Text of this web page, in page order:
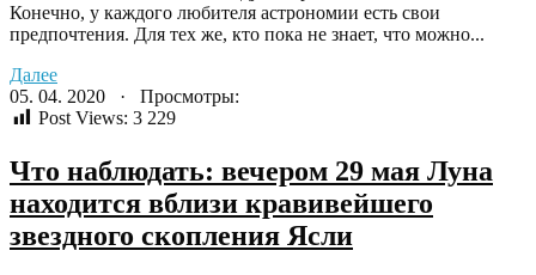
Конечно, у каждого любителя астрономии есть свои
предпочтения. Для тех же, кто пока не знает, что можно...
Далее
05. 04. 2020 · Просмотры:
Post Views: 3 229
Что наблюдать: вечером 29 мая Луна
находится вблизи кравивейшего
звездного скопления Ясли